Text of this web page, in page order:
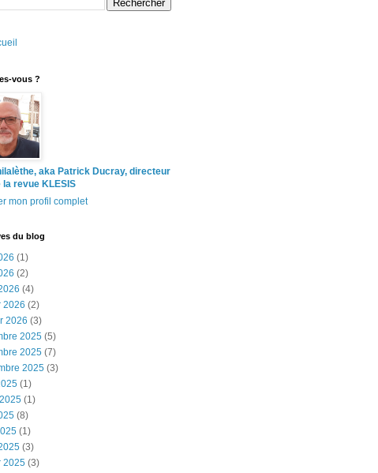
vous ?
aka Patrick Ducray, directeur
la revue KLESIS
mon profil complet
du blog
(1)
(2)
(4)
2026 (2)
2026 (3)
2025 (5)
2025 (7)
2025 (3)
(1)
(1)
(8)
(1)
(3)
2025 (3)